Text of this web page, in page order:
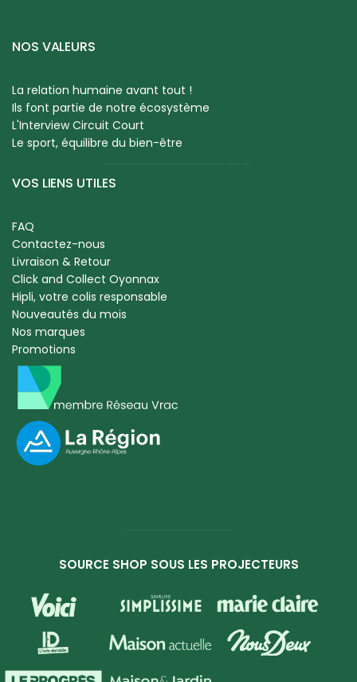
NOS VALEURS
La relation humaine avant tout !
Ils font partie de notre écosystème
L'Interview Circuit Court
Le sport, équilibre du bien-être
VOS LIENS UTILES
FAQ
Contactez-nous
Livraison & Retour
Click and Collect Oyonnax
Hipli, votre colis responsable
Nouveautés du mois
Nos marques
Promotions
SOURCE SHOP SOUS LES PROJECTEURS